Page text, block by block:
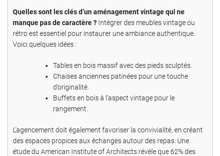
Quelles sont les clés d’un aménagement vintage qui ne
manque pas de caractère ? Intégrer des meubles vintage ou
rétro est essentiel pour instaurer une ambiance authentique.
Voici quelques idées :
Tables en bois massif avec des pieds sculptés.
Chaises anciennes patinées pour une touche
d’originalité.
Buffets en bois à l’aspect vintage pour le
rangement.
L’agencement doit également favoriser la convivialité, en créant
des espaces propices aux échanges autour des repas. Une
étude du American Institute of Architects révèle que 62% des